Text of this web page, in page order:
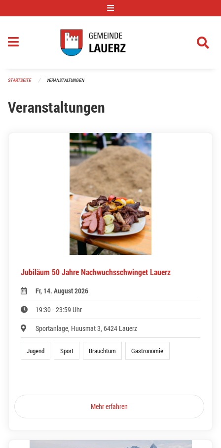
STARTSEITE VERANSTALTUNGEN
Veranstaltungen
Jubiläum 50 Jahre Nachwuchsschwinget Lauerz
Fr, 14. August 2026
19:30 - 23:59 Uhr
Sportanlage, Huusmat 3, 6424 Lauerz
Jugend Sport Brauchtum Gastronomie
Mehr erfahren